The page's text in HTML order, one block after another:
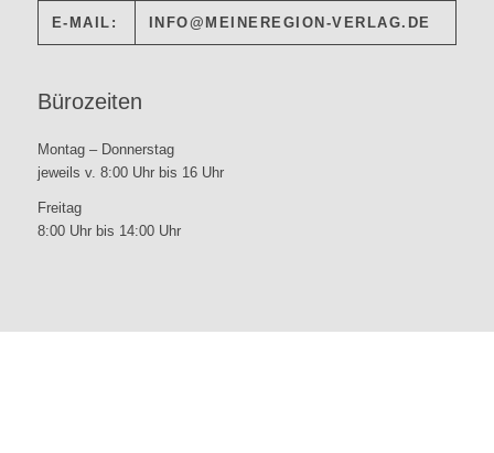
E-MAIL: INFO@MEINEREGION-VERLAG.DE
Bürozeiten
Montag – Donnerstag
jeweils v. 8:00 Uhr bis 16 Uhr
Freitag
8:00 Uhr bis 14:00 Uhr